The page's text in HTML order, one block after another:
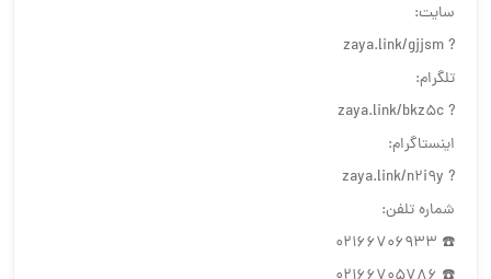
سایت:
? zaya.link/gjjsm
تلگرام:
? zaya.link/bkz5c
اینستاگرام:
? zaya.link/n2i9y
شماره تلفن:
☎️ 02166706933